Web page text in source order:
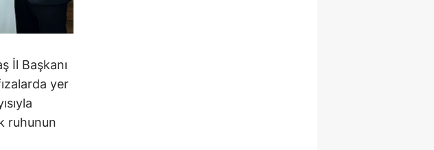
İl Başkanı
yer
ruhunun